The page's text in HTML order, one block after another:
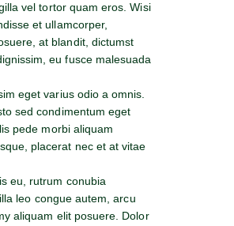
vel tortor quam eros. Wisi
et ullamcorper,
at blandit, dictumst
eu fusce malesuada
eget varius odio a omnis.
sed condimentum eget
pede morbi aliquam
placerat nec et at vitae
eu, rutrum conubia
leo congue autem, arcu
aliquam elit posuere. Dolor